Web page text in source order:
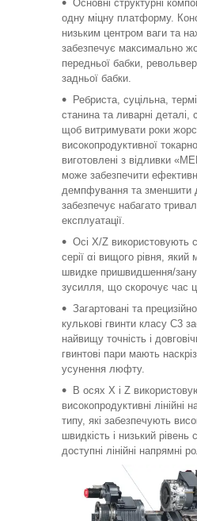
Основні структурні
одну міцну платформу.
низьким центром ваги та
забезпечує максимально
передньої бабки,
задньої бабки.
Ребриста, суцільна,
станина та ливарні деталі,
щоб витримувати роки
високопродуктивної
виготовлені з відливки
може забезпечити
демпфування та
забезпечує набагато
експлуатації.
Осі X/Z використовують
серії αi вищого рівня, який
швидке пришвидшення/
зусилля, що скорочує час
Загартовані та
кулькові гвинти класу C3
найвищу точність і
гвинтові пари мають
усунення люфту.
В осях X і Z
високопродуктивні лінійні
типу, які забезпечують
швидкість і низький рівень
доступні лінійні напрямні